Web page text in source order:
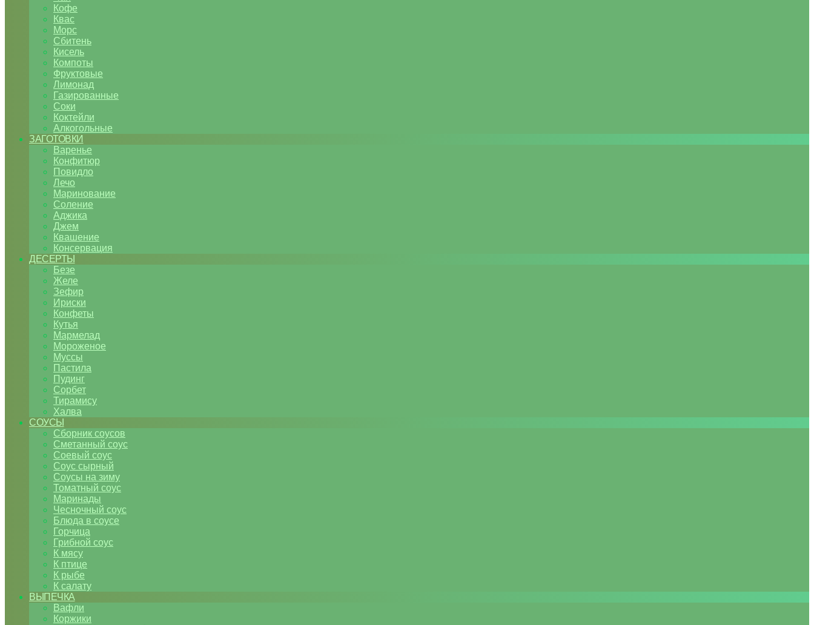
Кофе
Квас
Морс
Сбитень
Кисель
Компоты
Фруктовые
Лимонад
Газированные
Соки
Коктейли
Алкогольные
ЗАГОТОВКИ
Варенье
Конфитюр
Повидло
Лечо
Маринование
Соление
Аджика
Джем
Квашение
Консервация
ДЕСЕРТЫ
Безе
Желе
Зефир
Ириски
Конфеты
Кутья
Мармелад
Мороженое
Муссы
Пастила
Пудинг
Сорбет
Тирамису
Халва
СОУСЫ
Сборник соусов
Сметанный соус
Соевый соус
Соус сырный
Соусы на зиму
Томатный соус
Маринады
Чесночный соус
Блюда в соусе
Горчица
Грибной соус
К мясу
К птице
К рыбе
К салату
ВЫПЕЧКА
Вафли
Коржики